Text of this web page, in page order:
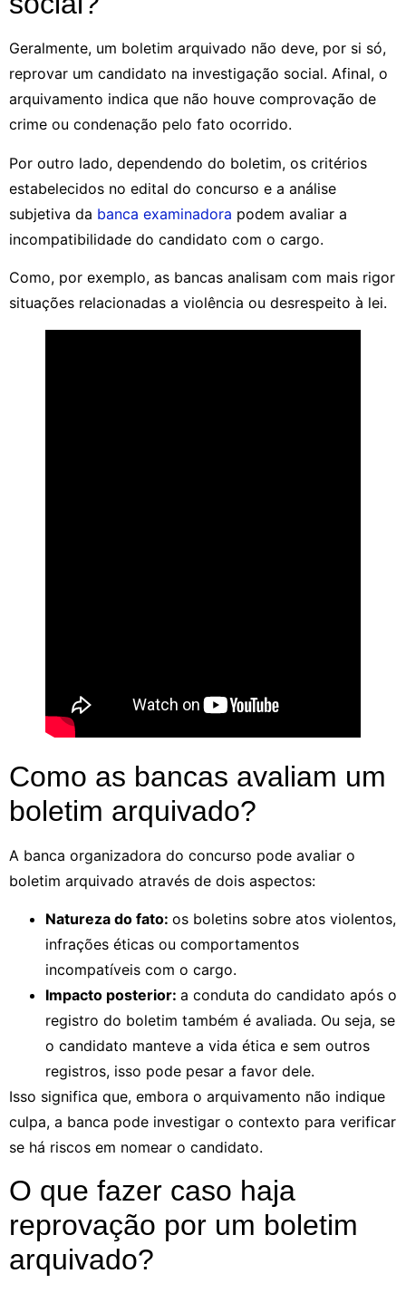
Geralmente, um boletim arquivado não deve, por si só,
reprovar um candidato na investigação social. Afinal, o
arquivamento indica que não houve comprovação de
crime ou condenação pelo fato ocorrido.
Por outro lado, dependendo do boletim, os critérios
estabelecidos no edital do concurso e a análise
subjetiva da banca examinadora podem avaliar a
incompatibilidade do candidato com o cargo.
Como, por exemplo, as bancas analisam com mais rigor
situações relacionadas a violência ou desrespeito à lei.
Como as bancas avaliam um
boletim arquivado?
A banca organizadora do concurso pode avaliar o
boletim arquivado através de dois aspectos:
Natureza do fato: os boletins sobre atos violentos,
infrações éticas ou comportamentos
incompatíveis com o cargo.
Impacto posterior: a conduta do candidato após o
registro do boletim também é avaliada. Ou seja, se
o candidato manteve a vida ética e sem outros
registros, isso pode pesar a favor dele.
Isso significa que, embora o arquivamento não indique
culpa, a banca pode investigar o contexto para verificar
se há riscos em nomear o candidato.
O que fazer caso haja
reprovação por um boletim
arquivado?